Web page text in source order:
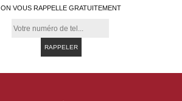
ON VOUS RAPPELLE GRATUITEMENT